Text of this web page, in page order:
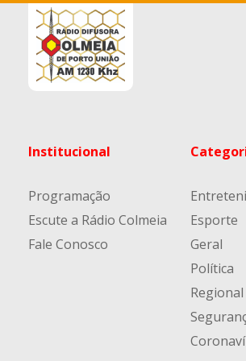
Institucional
Programação
Escute a Rádio Colmeia
Fale Conosco
Esporte
Geral
Política
Regional